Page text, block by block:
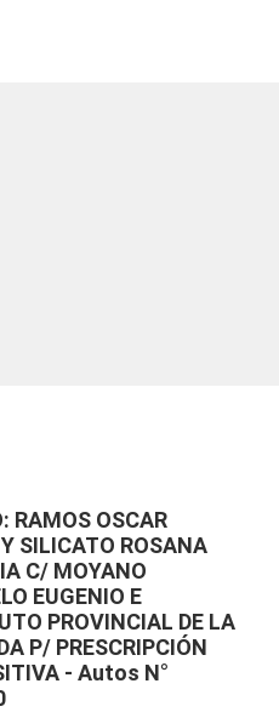
RAMOS OSCAR
SILICATO ROSANA
C/ MOYANO
EUGENIO E
PROVINCIAL DE LA
P/ PRESCRIPCIÓN
- Autos N°